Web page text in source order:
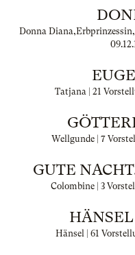
Donna Diana,Erbprinzessin,
Tatjana | 21
Wellgunde | 7
GUTE
Colombine | 3
Hänsel | 61